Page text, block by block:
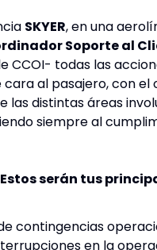
SKYER, en una
Soporte al
CCOI- todas las
al pasajero, con
las distintas áreas
siempre al
Estos serán tus
contingencias
en la